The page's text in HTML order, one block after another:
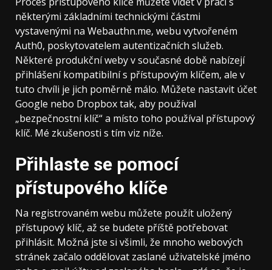
některými základními technickými částmi
vystavenými na Webauthn.me, webu vytvořeném
Auth0, poskytovatelem autentizačních služeb.
Některé produkční weby v současné době nabízejí
přihlášení kompatibilní s přístupovým klíčem, ale v
tuto chvíli je jich poměrně málo. Můžete nastavit účet
Google nebo Dropbox tak, aby používal
„bezpečnostní klíč“ a místo toho používal přístupový
klíč. Mé zkušenosti s tím viz níže.
Přihlaste se pomocí
přístupového klíče
Na registrovaném webu můžete použít uložený
přístupový klíč, až se budete příště potřebovat
přihlásit. Možná jste si všimli, že mnoho webových
stránek začalo oddělovat zaslané uživatelské jméno